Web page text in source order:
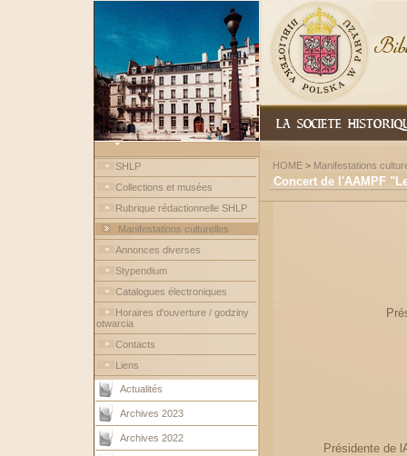
SHLP
Collections et musées
Rubrique rédactionnelle SHLP
Manifestations culturelles
Annonces diverses
Stypendium
Catalogues électroniques
Horaires d'ouverture / godziny
otwarcia
Contacts
Liens
Actualités
Archives 2023
Archives 2022
HOME> Manifestations
Concert de l'AAMPF
Présidente de